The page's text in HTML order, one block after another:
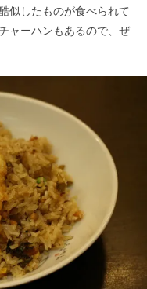
似したものが食べられて
ャーハンもあるので、ぜ